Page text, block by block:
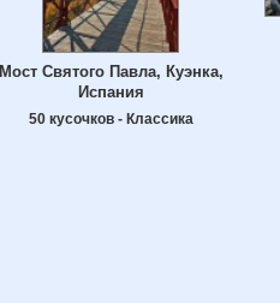
Мост Святого Павла, Куэнка,
Испания
50 кусочков - Классика